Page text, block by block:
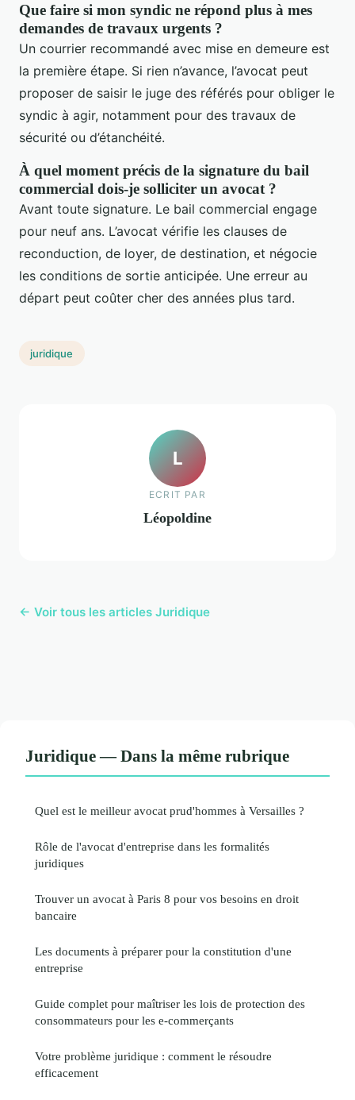
Que faire si mon syndic ne répond plus à mes
demandes de travaux urgents ?
Un courrier recommandé avec mise en demeure est
la première étape. Si rien n’avance, l’avocat peut
proposer de saisir le juge des référés pour obliger le
syndic à agir, notamment pour des travaux de
sécurité ou d’étanchéité.
À quel moment précis de la signature du bail
commercial dois-je solliciter un avocat ?
Avant toute signature. Le bail commercial engage
pour neuf ans. L’avocat vérifie les clauses de
reconduction, de loyer, de destination, et négocie
les conditions de sortie anticipée. Une erreur au
départ peut coûter cher des années plus tard.
juridique
L
ECRIT PAR
Léopoldine
← Voir tous les articles Juridique
Juridique — Dans la même rubrique
Quel est le meilleur avocat prud'hommes à Versailles ?
Rôle de l'avocat d'entreprise dans les formalités
juridiques
Trouver un avocat à Paris 8 pour vos besoins en droit
bancaire
Les documents à préparer pour la constitution d'une
entreprise
Guide complet pour maîtriser les lois de protection des
consommateurs pour les e-commerçants
Votre problème juridique : comment le résoudre
efficacement